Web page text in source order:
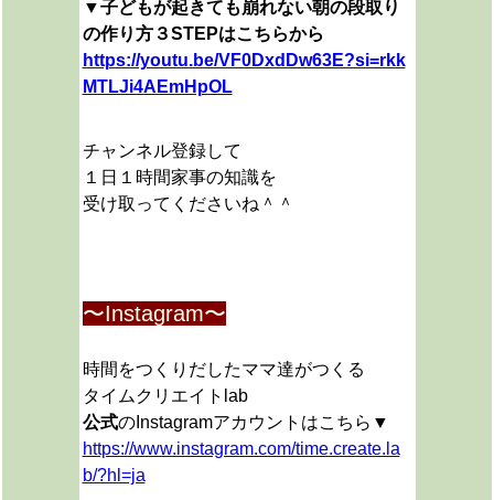
▼子どもが起きても崩れない朝の段取り
の作り方３STEPはこちらから
https://youtu.be/VF0DxdDw63E?si=rkk
MTLJi4AEmHpOL
チャンネル登録して
１日１時間家事の知識を
受け取ってくださいね＾＾
〜Instagram〜
時間をつくりだしたママ達がつくる
タイムクリエイトlab
公式のInstagramアカウントはこちら▼
https://www.instagram.com/time.create.la
b/?hl=ja